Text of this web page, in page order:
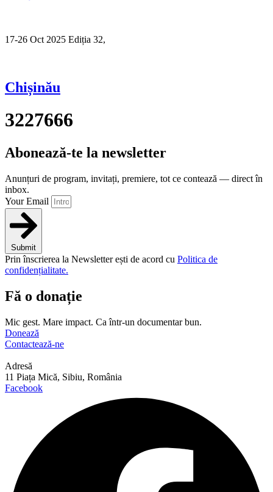
17-26 Oct 2025 Ediția 32,
Chișinău
3227666
Abonează-te la newsletter
Anunțuri de program, invitați, premiere, tot ce contează — direct în
inbox.
Your Email
Submit
Prin înscrierea la Newsletter ești de acord cu Politica de
confidențialitate.
Fă o donație
Mic gest. Mare impact. Ca într-un documentar bun.
Donează
Contactează-ne
Adresă
11 Piața Mică, Sibiu, România
Facebook